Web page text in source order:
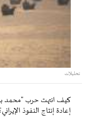
تحليلات
كيف انتهت حرب "محمد
إعادة إنتاج النفوذ